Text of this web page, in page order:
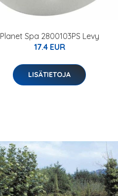
Planet Spa 2800103PS Levy
17.4 EUR
LISÄTIETOJA